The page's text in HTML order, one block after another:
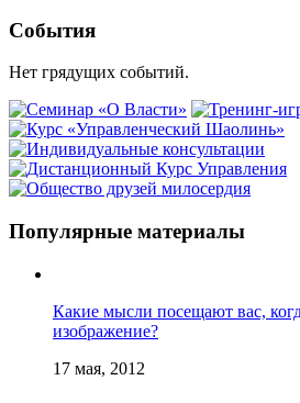
События
Нет грядущих событий.
Популярные материалы
Какие мысли посещают вас,
изображение?
17 мая, 2012